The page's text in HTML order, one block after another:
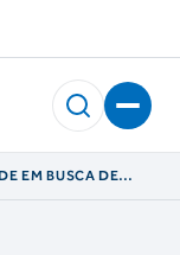
EM BUSCA DE